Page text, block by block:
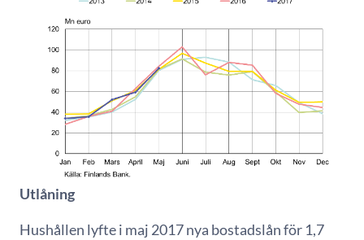
Utlåning
Hushållen lyfte i maj 2017 nya bostadslån för 1,7